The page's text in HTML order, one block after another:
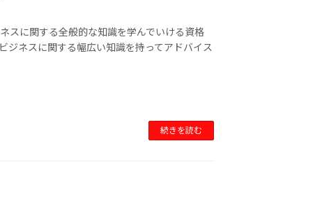
スに関する全般的な知識を学んでいける資格
ジネスに関する幅広い知識を持ってアドバイス
続きを読む